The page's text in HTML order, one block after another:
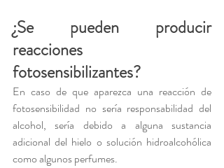
¿Se pueden producir
reacciones
fotosensibilizantes?
En caso de que aparezca una reacción de
fotosensibilidad no sería responsabilidad del
alcohol, sería debido a alguna sustancia
adicional del hielo o solución hidroalcohólica
como algunos perfumes.